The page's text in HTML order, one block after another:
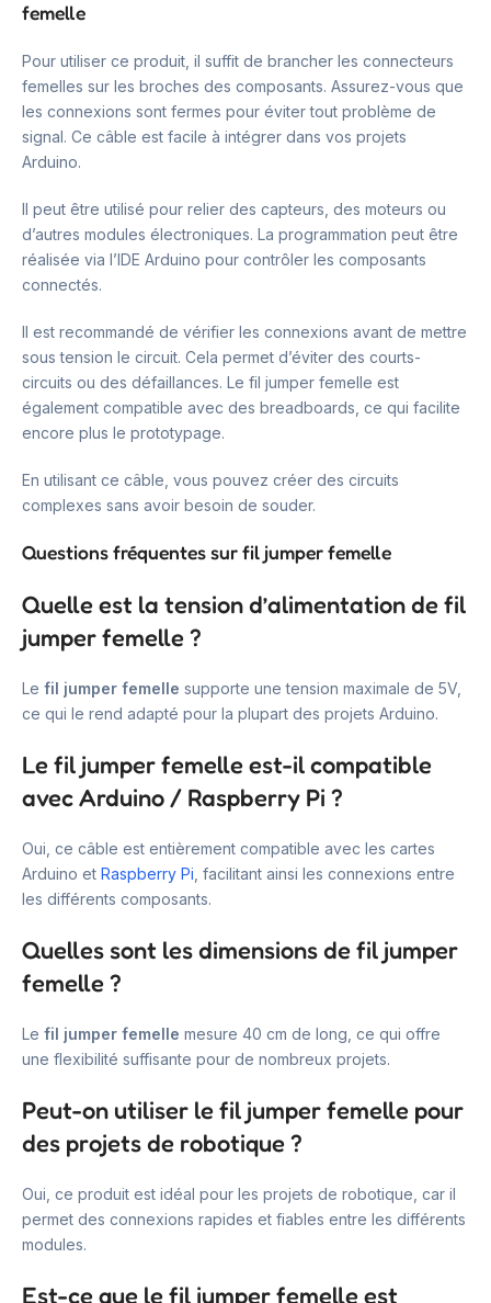
femelle
Pour utiliser ce produit, il suffit de brancher les connecteurs
femelles sur les broches des composants. Assurez-vous que
les connexions sont fermes pour éviter tout problème de
signal. Ce câble est facile à intégrer dans vos projets
Arduino.
Il peut être utilisé pour relier des capteurs, des moteurs ou
d’autres modules électroniques. La programmation peut être
réalisée via l’IDE Arduino pour contrôler les composants
connectés.
Il est recommandé de vérifier les connexions avant de mettre
sous tension le circuit. Cela permet d’éviter des courts-
circuits ou des défaillances. Le fil jumper femelle est
également compatible avec des breadboards, ce qui facilite
encore plus le prototypage.
En utilisant ce câble, vous pouvez créer des circuits
complexes sans avoir besoin de souder.
Questions fréquentes sur fil jumper femelle
Quelle est la tension d’alimentation de fil
jumper femelle ?
Le fil jumper femelle supporte une tension maximale de 5V,
ce qui le rend adapté pour la plupart des projets Arduino.
Le fil jumper femelle est-il compatible
avec Arduino / Raspberry Pi ?
Oui, ce câble est entièrement compatible avec les cartes
Arduino et Raspberry Pi , facilitant ainsi les connexions entre
les différents composants.
Quelles sont les dimensions de fil jumper
femelle ?
Le fil jumper femelle mesure 40 cm de long, ce qui offre
une flexibilité suffisante pour de nombreux projets.
Peut-on utiliser le fil jumper femelle pour
des projets de robotique ?
Oui, ce produit est idéal pour les projets de robotique, car il
permet des connexions rapides et fiables entre les différents
modules.
Est-ce que le fil jumper femelle est